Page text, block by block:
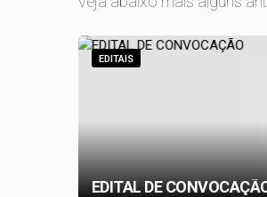
EDITAIS
EDITAL DE